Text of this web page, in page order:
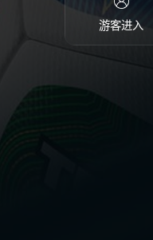
游客进入